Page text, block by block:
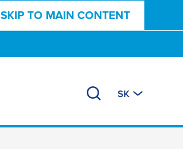
SKIP TO MAIN CONTENT
SK